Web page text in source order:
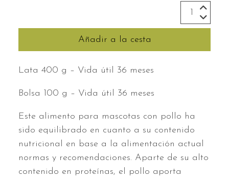
Añadir a la cesta
Lata 400 g – Vida útil 36 meses
Bolsa 100 g – Vida útil 36 meses
Este alimento para mascotas con pollo ha
sido equilibrado en cuanto a su contenido
nutricional en base a la alimentación actual
normas y recomendaciones. Aparte de su alto
contenido en proteínas, el pollo aporta